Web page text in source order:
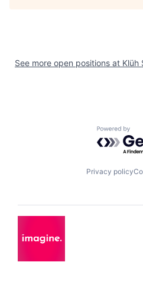
See more open positions at Klüh
Powered
Privacy policy